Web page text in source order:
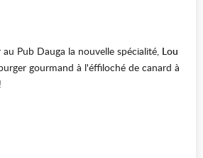
Pub Dauga la nouvelle spécialité, Lou
gourmand à l'éffiloché de canard à